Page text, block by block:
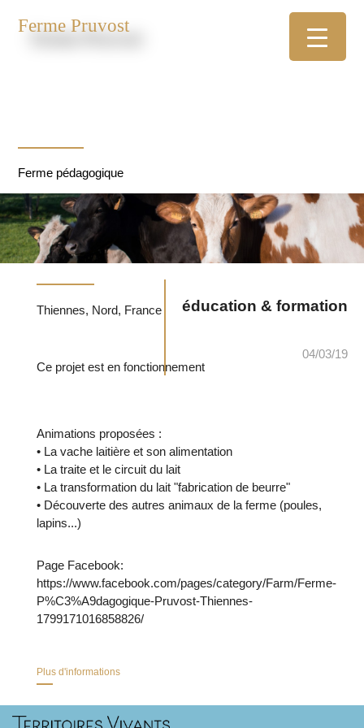
Ferme Pruvost
Ferme pédagogique
04/03/19
éducation & formation
Thiennes, Nord, France
Ce projet est en fonctionnement
Animations proposées :
• La vache laitière et son alimentation
• La traite et le circuit du lait
• La transformation du lait "fabrication de beurre"
• Découverte des autres animaux de la ferme (poules,
lapins...)
Page Facebook:
https://www.facebook.com/pages/category/Farm/Ferme-
P%C3%A9dagogique-Pruvost-Thiennes-
1799171016858826/
Plus d'informations